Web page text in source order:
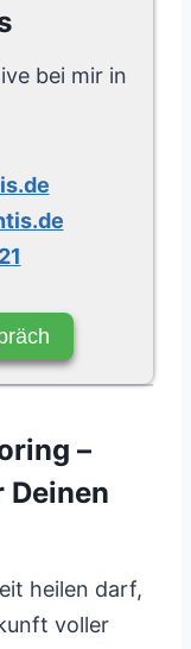
bei mir in
–
Deinen
heilen darf,
voller